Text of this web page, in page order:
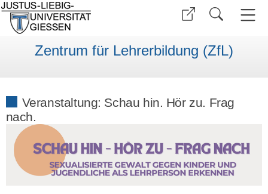
Zentrum für Lehrerbildung (ZfL)
Veranstaltung: Schau hin. Hör zu. Frag
nach.